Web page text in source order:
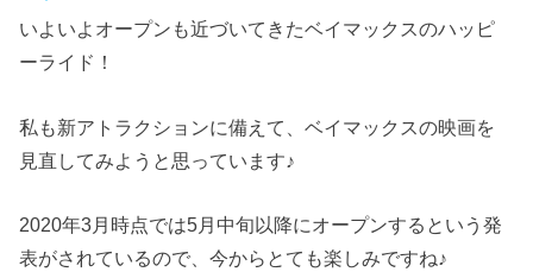
いよいよオープンも近づいてきたベイマックスのハッピ
ーライド！
私も新アトラクションに備えて、ベイマックスの映画を
見直してみようと思っています♪
2020年3月時点では5月中旬以降にオープンするという発
表がされているので、今からとても楽しみですね♪